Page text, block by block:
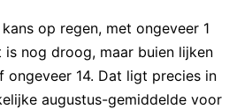
op regen, met ongeveer 1
is nog droog, maar buien lijken
ongeveer 14. Dat ligt precies in
augustus-gemiddelde voor